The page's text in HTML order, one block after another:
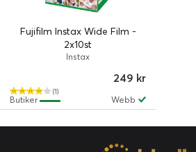
Fujifilm Instax Wide Film -
2x10st
Instax
(1)
249 kr
Webb
Butiker